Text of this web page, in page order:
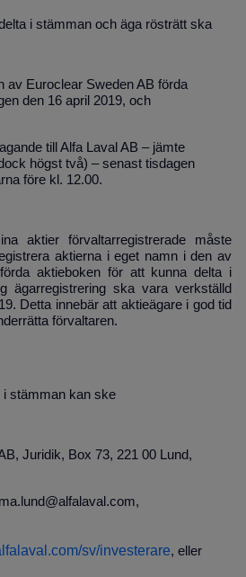
i stämman och äga rösträtt ska
av Euroclear Sweden AB förda
den 16 april 2019, och
till Alfa Laval AB – jämte
högst två) –senast tisdagen
före kl. 12.00.
aktier förvaltarregistrerade måste
aktierna i eget namn i den av
aktieboken för att kunna delta i
ägarregistrering ska vara verkställd
Detta innebär att aktieägare i god tid
förvaltaren.
i stämman kan ske
Juridik, Box 73, 221 00 Lund,
sv/investerare, eller